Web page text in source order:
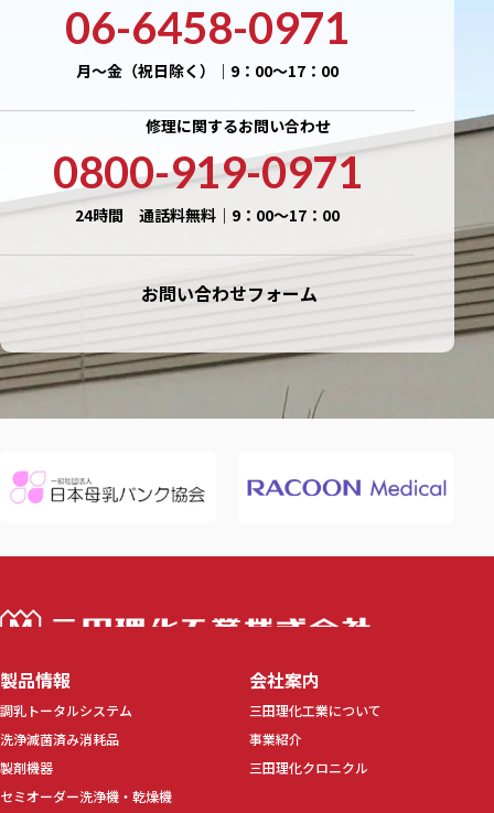
06-6458-0971
月〜金（祝日除く）｜9：00〜17：00
修理に関するお問い合わせ
0800-919-0971
24時間 通話料無料｜9：00〜17：00
お問い合わせフォーム
製品情報
調乳トータルシステム
洗浄滅菌済み消耗品
製剤機器
セミオーダー洗浄機・乾燥機
会社案内
三田理化工業について
事業紹介
三田理化クロニクル